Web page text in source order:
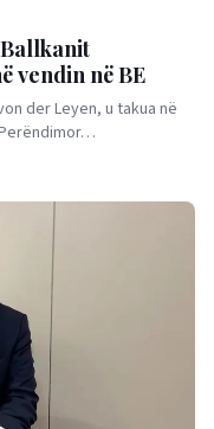
vendin në BE
der Leyen, u takua në